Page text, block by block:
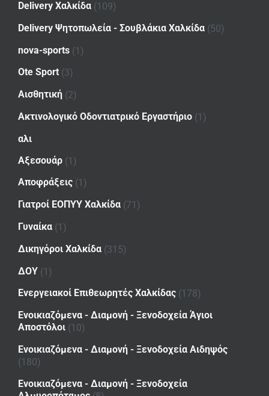
Delivery Χαλκίδα (109)
Delivery Ψητοπωλεία - Σουβλάκια Χαλκίδα (50)
nova-sports (1)
Ote Sport (3)
Αισθητική (2)
Ακτινολογικό Οδοντιατρικό Εργαστήριο (1)
αλι
Αξεσουάρ (1)
Αποφράξεις (1)
Γιατροί ΕΟΠΥΥ Χαλκίδα (71)
Γυναίκα (1)
Δικηγόροι Χαλκίδα (315)
ΔΟΥ (1)
Ενεργειακοί Επιθεωρητές Χαλκίδας (178)
Ενοικιαζόμενα - Διαμονή - Ξενοδοχεία Άγιοι
Αποστόλοι (10)
Ενοικιαζόμενα - Διαμονή - Ξενοδοχεία Αιδηψός
(180)
Ενοικιαζόμενα - Διαμονή - Ξενοδοχεία